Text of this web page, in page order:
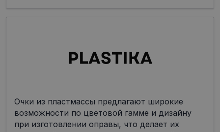
Очки из пластмассы предлагают широкие
возможности по цветовой гамме и дизайну
при изготовлении оправы, что делает их